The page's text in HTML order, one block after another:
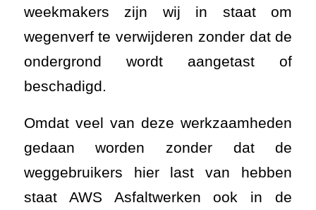
weekmakers zijn wij in staat om
wegenverf te verwijderen zonder dat de
ondergrond wordt aangetast of
beschadigd.
Omdat veel van deze werkzaamheden
gedaan worden zonder dat de
weggebruikers hier last van hebben
staat AWS Asfaltwerken ook in de